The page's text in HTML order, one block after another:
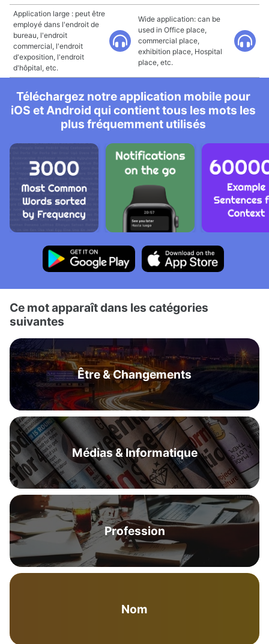
Application large : peut être
employé dans l'endroit de
bureau, l'endroit
commercial, l'endroit
d'exposition, l'endroit
d'hôpital, etc.
Wide application: can be
used in Office place,
commercial place,
exhibition place, Hospital
place, etc.
Téléchargez notre application mobile pour
iOS et Android qui contient tous les mots les
plus fréquemment utilisés
Ce mot apparaît dans les catégories
suivantes
Être & Changements
Médias & Informatique
Profession
Nom